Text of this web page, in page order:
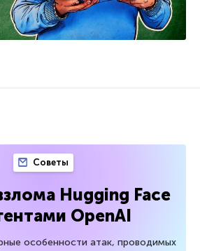
Советы
Hugging Face
OpenAI
особенности атак, проводимых